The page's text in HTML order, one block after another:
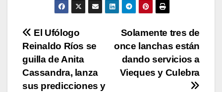
Navegación
de
entradas
Solamente tres de
once lanchas están
dando servicios a
Vieques y Culebra
El Ufólogo
Reinaldo Ríos se
guilla de Anita
Cassandra, lanza
sus predicciones y